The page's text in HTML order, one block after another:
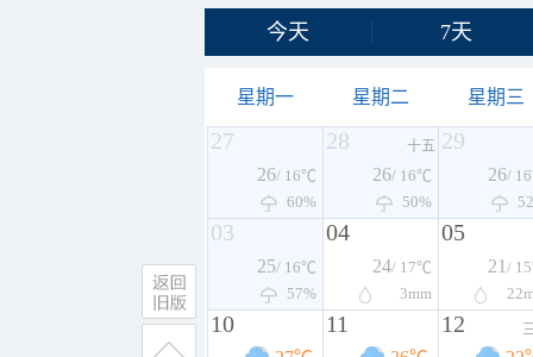
今天 7天
星期一 星期二 星期三
27
26/ 16℃
60%
28 十五
26/ 16℃
50%
29
26/
03
25/ 16℃
57%
04
24/ 17℃
3mm
05
21 /
22
10 11 12